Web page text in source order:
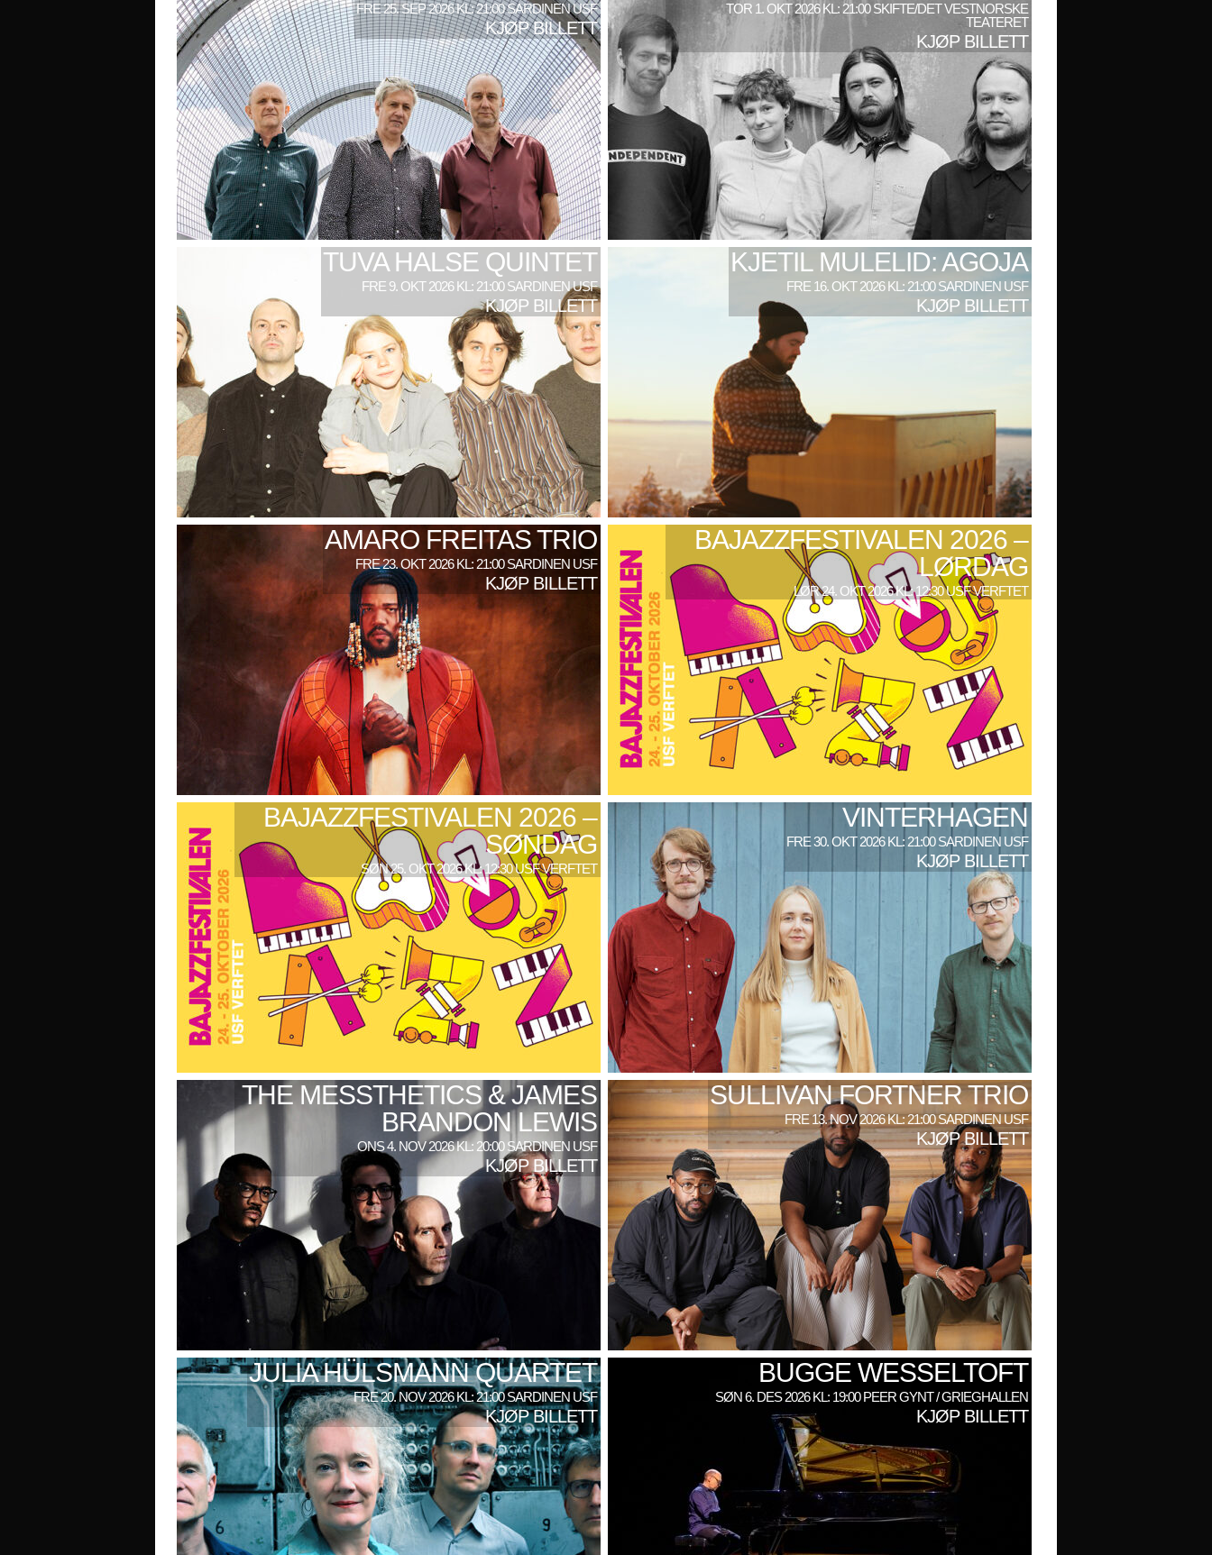
FRE 25. SEP 2026 KL: 21:00 SARDINEN USF
KJØP BILLETT
TOR 1. OKT 2026 KL: 21:00 SKIFTE/DET VESTNORSKE
TEATERET
KJØP BILLETT
TUVA HALSE QUINTET
FRE 9. OKT 2026 KL: 21:00 SARDINEN USF
KJØP BILLETT
KJETIL MULELID: AGOJA
FRE 16. OKT 2026 KL: 21:00 SARDINEN USF
KJØP BILLETT
AMARO FREITAS TRIO
FRE 23. OKT 2026 KL: 21:00 SARDINEN USF
KJØP BILLETT
BAJAZZFESTIVALEN 2026 –
LØRDAG
LØR 24. OKT 2026 KL: 12:30 USF VERFTET
BAJAZZFESTIVALEN 2026 –
SØNDAG
SØN 25. OKT 2026 KL: 12:30 USF VERFTET
VINTERHAGEN
FRE 30. OKT 2026 KL: 21:00 SARDINEN USF
KJØP BILLETT
THE MESSTHETICS & JAMES
BRANDON LEWIS
ONS 4. NOV 2026 KL: 20:00 SARDINEN USF
KJØP BILLETT
SULLIVAN FORTNER TRIO
FRE 13. NOV 2026 KL: 21:00 SARDINEN USF
KJØP BILLETT
JULIA HÜLSMANN QUARTET
FRE 20. NOV 2026 KL: 21:00 SARDINEN USF
KJØP BILLETT
BUGGE WESSELTOFT
SØN 6. DES 2026 KL: 19:00 PEER GYNT / GRIEGHALLEN
KJØP BILLETT